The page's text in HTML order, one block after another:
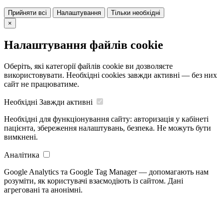
Прийняти всі Налаштування
Тільки необхідні
×
Налаштування файлів cookie
Оберіть, які категорії файлів cookie ви дозволяєте
використовувати. Необхідні cookies завжди активні — без них
сайт не працюватиме.
Необхідні Завжди активні
Необхідні для функціонування сайту: авторизація у кабінеті
пацієнта, збереження налаштувань, безпека. Не можуть бути
вимкнені.
Аналітика
Google Analytics та Google Tag Manager — допомагають нам
розуміти, як користувачі взаємодіють із сайтом. Дані
агреговані та анонімні.